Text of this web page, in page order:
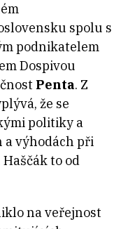
spolu s
podnikatelem
Dospivou
Penta. Z
že se
politiky a
a výhodách při
to od
na veřejnost